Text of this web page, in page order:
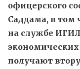
офицерского
Саддама, в том
на службе
получают